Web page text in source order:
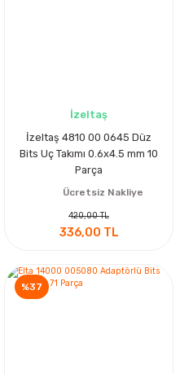
İzeltaş
İzeltaş 4810 00 0645 Düz
Bits Uç Takımı 0.6x4.5 mm 10
Parça
Ücretsiz Nakliye
420,00 TL
336,00 TL
%37